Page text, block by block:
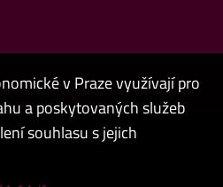
v Praze využívají pro
a poskytovaných služeb
souhlasu s jejich